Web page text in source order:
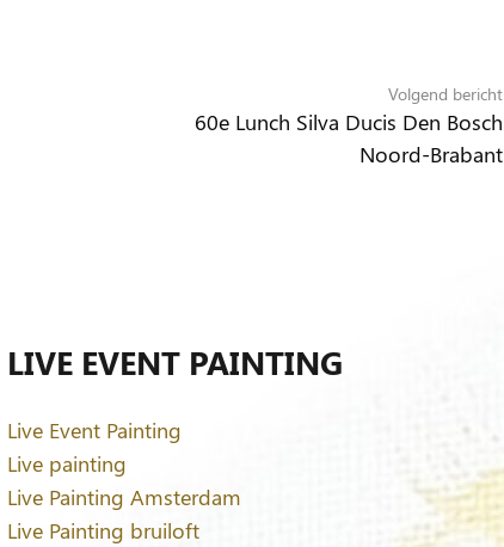
Volgend bericht
60e Lunch Silva Ducis Den Bosch
Noord-Brabant
LIVE EVENT PAINTING
Live Event Painting
Live painting
Live Painting Amsterdam
Live Painting bruiloft